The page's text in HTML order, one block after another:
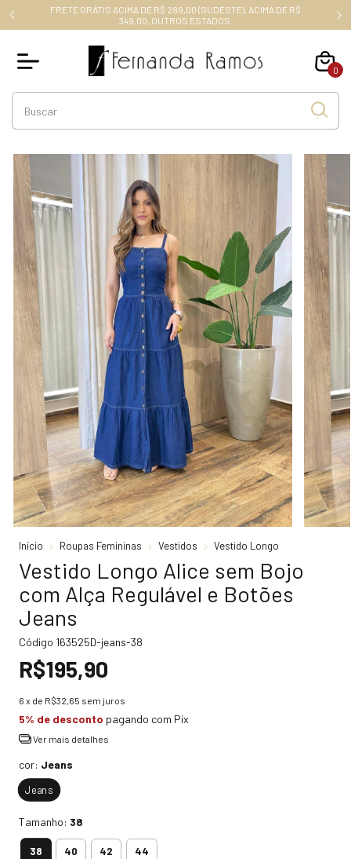
FRETE GRÁTIS ACIMA DE R$ 289,00 (SUDESTE), ACIMA DE R$
349,00, OUTROS ESTADOS.
0
Início Roupas Femininas Vestidos Vestido Longo
Vestido Longo Alice sem Bojo
com Alça Regulável e Botões
Jeans
Código 163525D-jeans-38
R$195,90
6 x de R$32,65 sem juros
5% de desconto pagando com Pix
Ver mais detalhes
cor: Jeans
Jeans
Tamanho: 38
38 40 42 44